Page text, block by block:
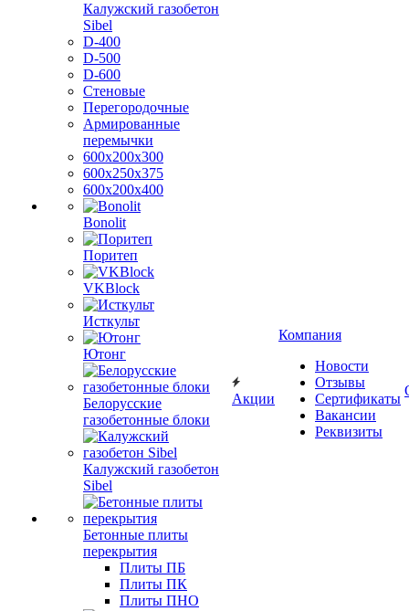
Калужский газобетон
Sibel
D-400
D-500
D-600
Стеновые
Перегородочные
Армированные
перемычки
600х200х300
600х250х375
600х200х400
Bonolit
Поритеп
VKBlock
Исткульт
Ютонг
Белорусские
газобетонные блоки
Калужский газобетон
Sibel
Бетонные плиты
перекрытия
Плиты ПБ
Плиты ПК
Плиты ПНО
Акции
Компания
Новости
Отзывы
Сертификаты
Вакансии
Реквизиты